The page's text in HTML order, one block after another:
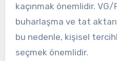
kaçınmak önemlidir. VG/
buharlaşma ve tat
bu nedenle, kişisel
seçmek önemlidir.